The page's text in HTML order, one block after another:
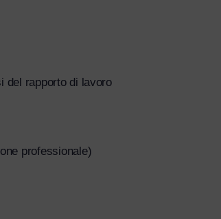
del rapporto di lavoro
professionale)